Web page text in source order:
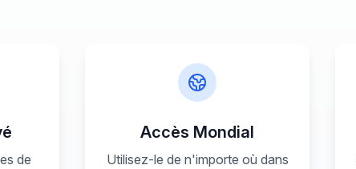
de
Accès Mondial
Utilisez-le de n'importe où dans